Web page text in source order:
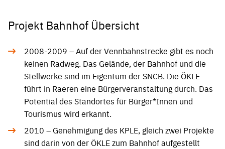
Projekt Bahnhof Übersicht
2008-2009 – Auf der Vennbahnstrecke gibt es noch
keinen Radweg. Das Gelände, der Bahnhof und die
Stellwerke sind im Eigentum der SNCB. Die ÖKLE
führt in Raeren eine Bürgerveranstaltung durch. Das
Potential des Standortes für Bürger*Innen und
Tourismus wird erkannt.
2010 – Genehmigung des KPLE, gleich zwei Projekte
sind darin von der ÖKLE zum Bahnhof aufgestellt